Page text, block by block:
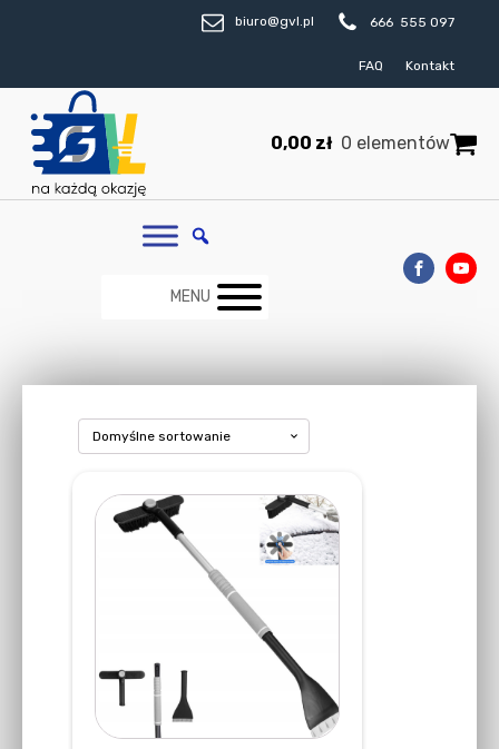
biuro@gvl.pl 666 555 097
FAQ Kontakt
0,00 zł 0 elementów
MENU